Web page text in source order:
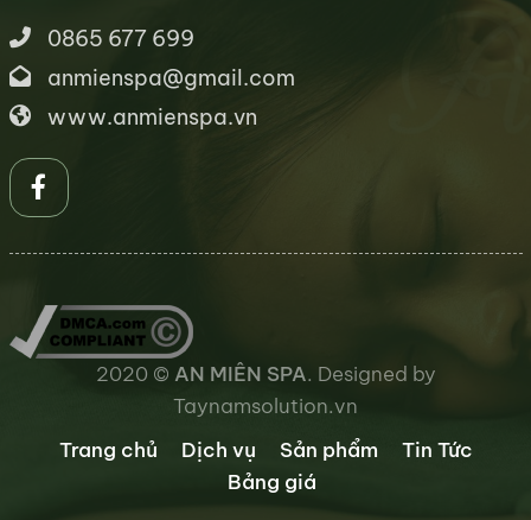
0865 677 699
anmienspa@gmail.com
www.anmienspa.vn
2020 © AN MIÊN SPA. Designed by
Taynamsolution.vn
Trang chủ
Dịch vụ Sản phẩm
Tin Tức
Bảng giá